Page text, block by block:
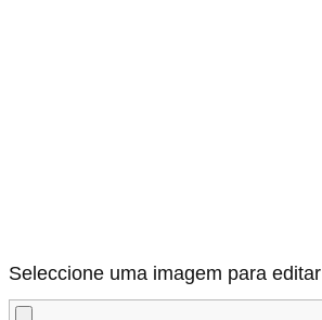
Seleccione uma imagem para editar